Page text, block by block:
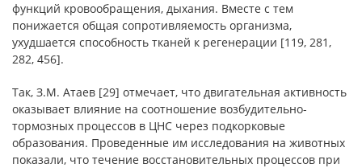
функций кровообращения, дыхания. Вместе с тем
понижается общая сопротивляемость организма,
ухудшается способность тканей к регенерации [119, 281,
282, 456].
Так, З.М. Атаев [29] отмечает, что двигательная активность
оказывает влияние на соотношение возбудительно-
тормозных процессов в ЦНС через подкорковые
образования. Проведенные им исследования на животных
показали, что течение восстановительных процессов при